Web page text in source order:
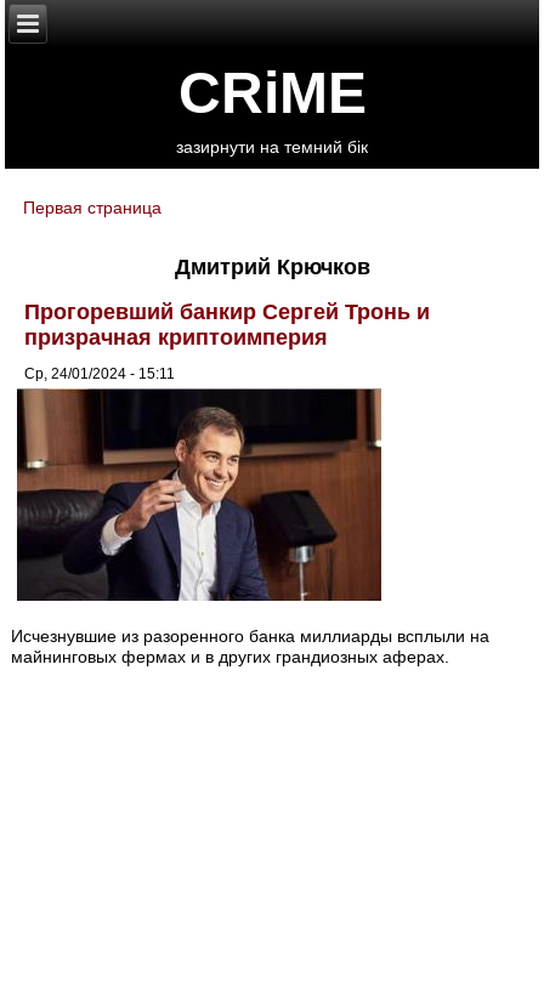
CRiME
зазирнути на темний бік
You are here
Первая страница
Дмитрий Крючков
Прогоревший банкир Сергей Тронь и
призрачная криптоимперия
Ср, 24/01/2024 - 15:11
Исчезнувшие из разоренного банка миллиарды всплыли на
майнинговых фермах и в других грандиозных аферах.